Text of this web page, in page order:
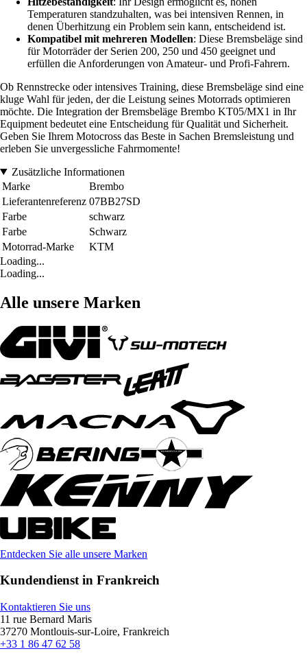
Temperaturen standzuhalten, was bei intensiven Rennen, in
denen Überhitzung ein Problem sein kann, entscheidend ist.
Kompatibel mit mehreren Modellen: Diese Bremsbeläge sind
für Motorräder der Serien 200, 250 und 450 geeignet und
erfüllen die Anforderungen von Amateur- und Profi-Fahrern.
Ob Rennstrecke oder intensives Training, diese Bremsbeläge sind eine
kluge Wahl für jeden, der die Leistung seines Motorrads optimieren
möchte. Die Integration der Bremsbeläge Brembo KT05/MX1 in Ihr
Equipment bedeutet eine Entscheidung für Qualität und Sicherheit.
Geben Sie Ihrem Motocross das Beste in Sachen Bremsleistung und
erleben Sie unvergessliche Fahrmomente!
Zusätzliche Informationen
Marke
Brembo
Lieferantenreferenz 07BB27SD
Farbe
schwarz
Farbe
Schwarz
Motorrad-Marke
KTM
Loading...
Loading...
Alle unsere Marken
Entdecken Sie alle unsere Marken
Kundendienst in Frankreich
Kontaktieren Sie uns
11 rue Bernard Maris
37270 Montlouis-sur-Loire, Frankreich
+33 1 86 47 62 58